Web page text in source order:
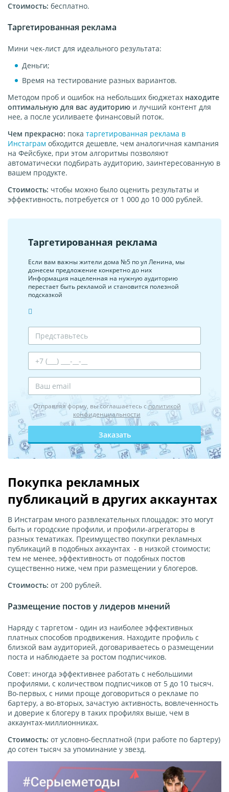
Стоимость: бесплатно.
Таргетированная реклама
Мини чек-лист для идеального результата:
Деньги;
Время на тестирование разных вариантов.
Методом проб и ошибок на небольших бюджетах находите
оптимальную для вас аудиторию и лучший контент для
нее, а после усиливаете финансовый поток.
Чем прекрасно: пока таргетированная реклама в
Инстаграм обходится дешевле, чем аналогичная кампания
на Фейсбуке, при этом алгоритмы позволяют
автоматически подбирать аудиторию, заинтересованную в
вашем продукте.
Стоимость: чтобы можно было оценить результаты и
эффективность, потребуется от 1 000 до 10 000 рублей.
Таргетированная реклама
Если вам важны жители дома №5 по ул Ленина, мы
донесем предложение конкретно до них
Информация нацеленная на нужную аудиторию
перестает быть рекламой и становится полезной
подсказкой
Отправляя форму, вы соглашаетесь сполитикой
конфиденциальности
Заказать
Покупка рекламных
публикаций в других аккаунтах
В Инстаграм много развлекательных площадок: это могут
быть и городские профили, и профили-агрегаторы в
разных тематиках. Преимущество покупки рекламных
публикаций в подобных аккаунтах - в низкой стоимости;
тем не менее, эффективность от подобных постов
существенно ниже, чем при размещении у блогеров.
Стоимость: от 200 рублей.
Размещение постов у лидеров мнений
Наряду с таргетом - один из наиболее эффективных
платных способов продвижения. Находите профиль с
близкой вам аудиторией, договариваетесь о размещении
поста и наблюдаете за ростом подписчиков.
Совет: иногда эффективнее работать с небольшими
профилями, с количеством подписчиков от 5 до 10 тысяч.
Во-первых, с ними проще договориться о рекламе по
бартеру, а во-вторых, зачастую активность, вовлеченность
и доверие к блогеру в таких профилях выше, чем в
аккаунтах-миллионниках.
Стоимость: от условно-бесплатной (при работе по бартеру)
до сотен тысяч за упоминание у звезд.